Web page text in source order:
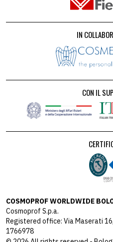
IN
CON IL
COSMOPROF WORLDWIDE
Cosmoprof S.p.a.
Registered office: Via Maserati
1766978